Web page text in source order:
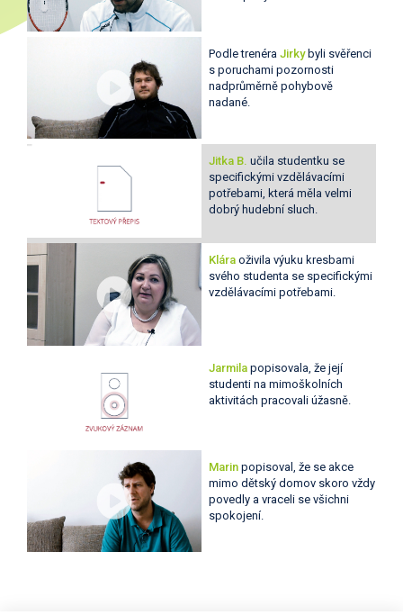
Podle trenéraJirkybyli svěřenci
s poruchami pozornosti
nadprůměrně pohybově
nadané.
Jitka B. učila studentku se
specifickými vzdělávacími
potřebami, která měla velmi
dobrý hudební sluch.
Klára oživila výuku kresbami
svého studenta se specifickými
vzdělávacími potřebami.
Jarmila popisovala, že její
studenti na mimoškolních
aktivitách pracovali úžasně.
Marin popisoval, že se akce
mimo dětský domov skoro vždy
povedly a vraceli se všichni
spokojení.